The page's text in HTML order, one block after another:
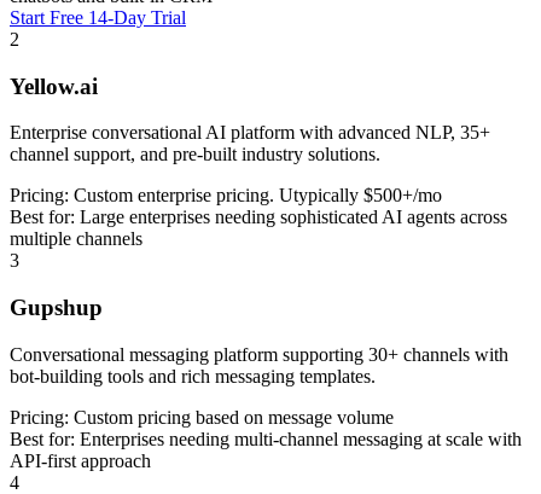
Start Free 14-Day Trial
2
Yellow.ai
Enterprise conversational AI platform with advanced NLP, 35+
channel support, and pre-built industry solutions.
Pricing: Custom enterprise pricing. Utypically $500+/mo
Best for: Large enterprises needing sophisticated AI agents across
multiple channels
3
Gupshup
Conversational messaging platform supporting 30+ channels with
bot-building tools and rich messaging templates.
Pricing: Custom pricing based on message volume
Best for: Enterprises needing multi-channel messaging at scale with
API-first approach
4